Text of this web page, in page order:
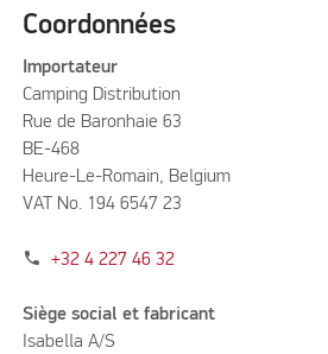
Coordonnées
Importateur
Camping Distribution
Rue de Baronhaie 63
BE-468
Heure-Le-Romain, Belgium
VAT No. 194 6547 23
phone +32 4 227 46 32
Siège social et fabricant
Isabella A/S